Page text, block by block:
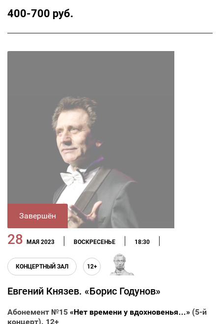
400-700 руб.
Завершён
28 МАЯ 2023 ВОСКРЕСЕНЬЕ 18:30
КОНЦЕРТНЫЙ ЗАЛ 12+
Евгений Князев. «Борис Годунов»
Абонемент №15 «Нет времени у вдохновенья…» (5-й
концерт). 12+